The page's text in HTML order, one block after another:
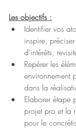
Les objectifs :
Identifier vos
inspire,
d'intérêts,
Repérer les
environnement
dans la
Elaborer étape
projet pro et la
pour le